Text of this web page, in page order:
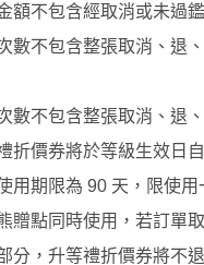
額不包含經取消或未過
數不包含整張取消、退
數不包含整張取消、退
折價券將於等級生效日
用期限為 90 天，限使
贈點同時使用，若訂單
分，升等禮折價券將不